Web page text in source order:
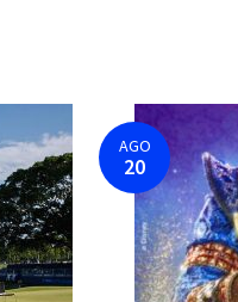
AGO
20